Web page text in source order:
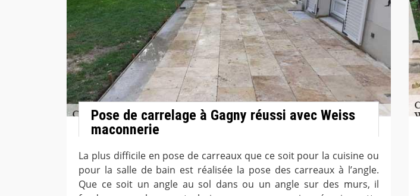
Pose de carrelage à Gagny réussi avec Weiss
maconnerie
La plus difficile en pose de carreaux que ce soit pour la cuisine ou
pour la salle de bain est réalisée la pose des carreaux à l’angle.
Que ce soit un angle au sol dans ou un angle sur des murs, il